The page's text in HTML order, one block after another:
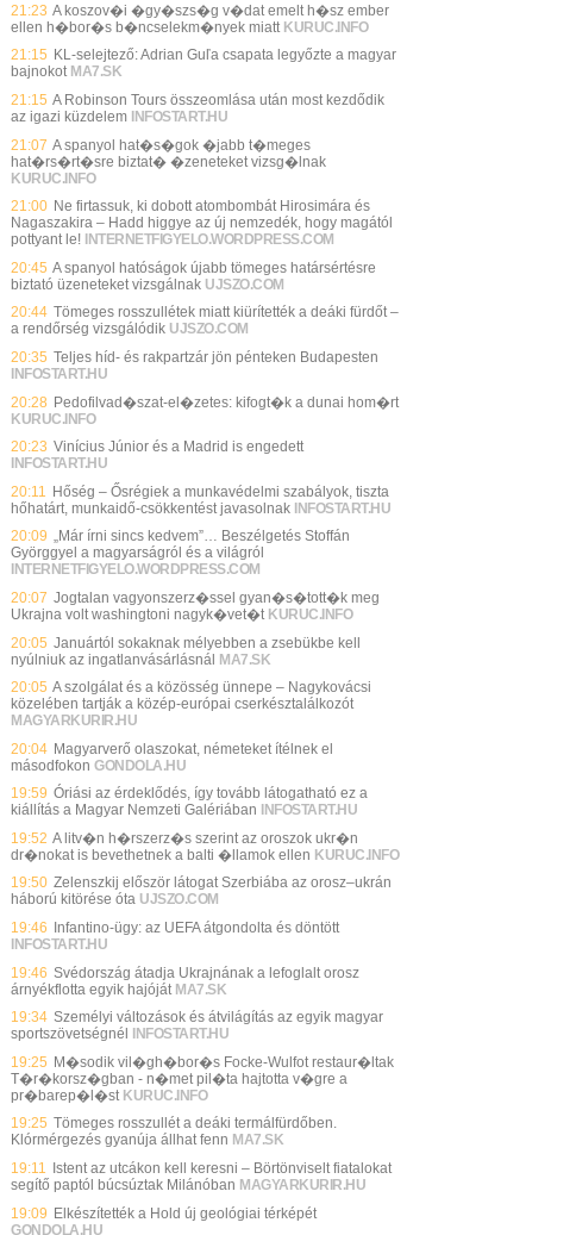
21:23 A koszov�i �gy�szs�g v�dat emelt h�sz ember
ellen h�bor�s b�ncselekm�nyek miatt KURUC.INFO
21:15 KL-selejtező: Adrian Guľa csapata legyőzte a magyar
bajnokot MA7.SK
21:15 A Robinson Tours összeomlása után most kezdődik
az igazi küzdelem INFOSTART.HU
21:07 A spanyol hat�s�gok �jabb t�meges
hat�rs�rt�sre biztat� �zeneteket vizsg�lnak
KURUC.INFO
21:00 Ne firtassuk, ki dobott atombombát Hirosimára és
Nagaszakira – Hadd higgye az új nemzedék, hogy magától
pottyant le! INTERNETFIGYELO.WORDPRESS.COM
20:45 A spanyol hatóságok újabb tömeges határsértésre
biztató üzeneteket vizsgálnak UJSZO.COM
20:44 Tömeges rosszullétek miatt kiürítették a deáki fürdőt –
a rendőrség vizsgálódik UJSZO.COM
20:35 Teljes híd- és rakpartzár jön pénteken Budapesten
INFOSTART.HU
20:28 Pedofilvad�szat-el�zetes: kifogt�k a dunai hom�rt
KURUC.INFO
20:23 Vinícius Júnior és a Madrid is engedett
INFOSTART.HU
20:11
Hőség – Ősrégiek a munkavédelmi szabályok, tiszta
hőhatárt, munkaidő-csökkentést javasolnak INFOSTART.HU
20:09 „Már írni sincs kedvem”… Beszélgetés Stoffán
Györggyel a magyarságról és a világról
INTERNETFIGYELO.WORDPRESS.COM
20:07 Jogtalan vagyonszerz�ssel gyan�s�tott�k meg
Ukrajna volt washingtoni nagyk�vet�t KURUC.INFO
20:05 Januártól sokaknak mélyebben a zsebükbe kell
nyúlniuk az ingatlanvásárlásnál MA7.SK
20:05 A szolgálat és a közösség ünnepe – Nagykovácsi
közelében tartják a közép-európai cserkésztalálkozót
MAGYARKURIR.HU
20:04 Magyarverő olaszokat, németeket ítélnek el
másodfokon GONDOLA.HU
19:59 Óriási az érdeklődés, így tovább látogatható ez a
kiállítás a Magyar Nemzeti Galériában
INFOSTART.HU
19:52 A litv�n h�rszerz�s szerint az oroszok ukr�n
dr�nokat is bevethetnek a balti �llamok ellen KURUC.INFO
19:50 Zelenszkij először látogat Szerbiába az orosz–ukrán
háború kitörése óta UJSZO.COM
19:46
Infantino-ügy: az UEFA átgondolta és döntött
INFOSTART.HU
19:46 Svédország átadja Ukrajnának a lefoglalt orosz
árnyékflotta egyik hajóját MA7.SK
19:34 Személyi változások és átvilágítás az egyik magyar
sportszövetségnél
INFOSTART.HU
19:25 M�sodik vil�gh�bor�s Focke-Wulfot restaur�ltak
T�r�korsz�gban - n�met pil�ta hajtotta v�gre a
pr�barep�l�st KURUC.INFO
19:25 Tömeges rosszullét a deáki termálfürdőben.
Klórmérgezés gyanúja állhat fenn MA7.SK
19:11
Istent az utcákon kell keresni – Börtönviselt fiatalokat
segítő paptól búcsúztak Milánóban MAGYARKURIR.HU
19:09 Elkészítették a Hold új geológiai térképét
GONDOLA.HU